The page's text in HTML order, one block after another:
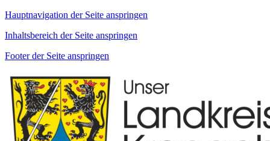
Hauptnavigation der Seite anspringen
Inhaltsbereich der Seite anspringen
Footer der Seite anspringen